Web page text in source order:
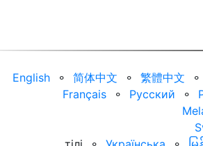
English ⚬ 简体中文 ⚬ 繁體中文 ⚬
Français
⚬ Русский ⚬